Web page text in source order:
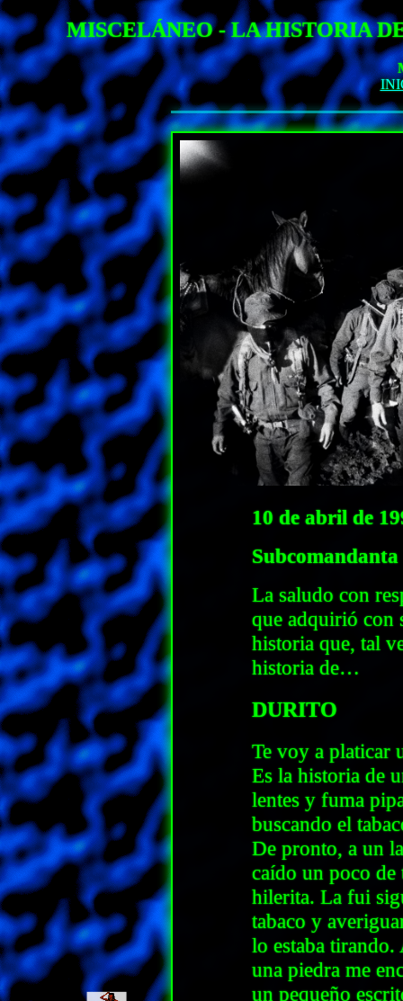
MISCELÁNEO - LA HISTORIA
10 de abril de
La saludo con
que adquirió con
historia que, tal
historia de…
DURITO
Te voy a platicar
Es la historia de
lentes y fuma
buscando el
De pronto, a un
caído un poco de
hilerita. La fui
tabaco y
lo estaba tirando.
una piedra me
un pequeño